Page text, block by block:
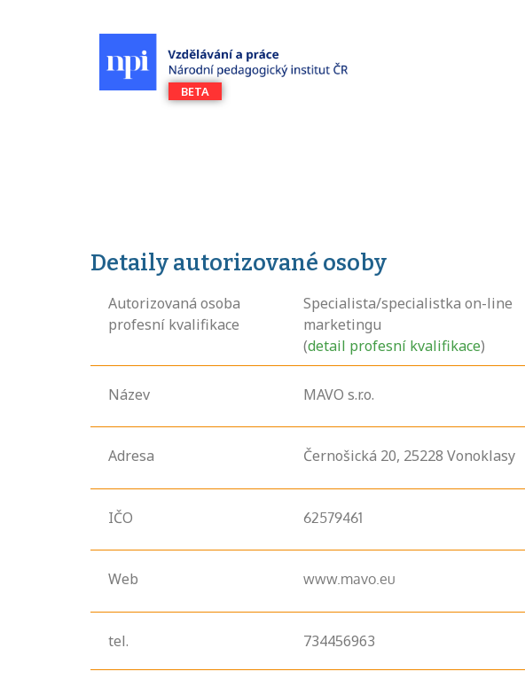
Detaily autorizované osoby
Autorizovaná osoba
profesní kvalifikace
Specialista/specialistka on-line
marketingu
(detail profesní kvalifikace)
Název MAVO s.r.o.
Adresa Černošická 20, 25228 Vonoklasy
IČO 62579461
Web www.mavo.eu
tel. 734456963